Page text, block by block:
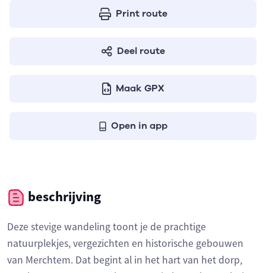
Print route
Deel route
Maak GPX
Open in app
beschrijving
Deze stevige wandeling toont je de prachtige
natuurplekjes, vergezichten en historische gebouwen
van Merchtem. Dat begint al in het hart van het dorp,